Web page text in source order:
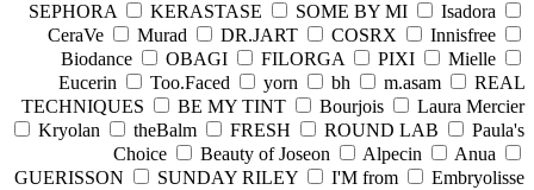
SEPHORA
KERASTASE SOME BY MI
Isadora
CeraVe
Murad DR.JART COSRX
Innisfree
Biodance
OBAGI FILORGA PIXI
Mielle
Eucerin
Too.Faced yorn bh m.asam
REAL
TECHNIQUES
BE MY TINT Bourjois
Laura Mercier
Kryolan
theBalm FRESH ROUND LAB
Paula's
Choice
Beauty of Joseon Alpecin
Anua
GUERISSON
SUNDAY RILEY I'M from
Embryolisse